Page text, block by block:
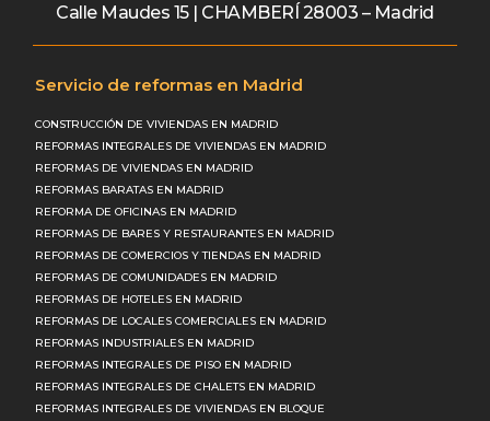
Calle Maudes 15 | CHAMBERÍ 28003 – Madrid
Servicio de reformas en Madrid
CONSTRUCCIÓN DE VIVIENDAS EN MADRID
REFORMAS INTEGRALES DE VIVIENDAS EN MADRID
REFORMAS DE VIVIENDAS EN MADRID
REFORMAS BARATAS EN MADRID
REFORMA DE OFICINAS EN MADRID
REFORMAS DE BARES Y RESTAURANTES EN MADRID
REFORMAS DE COMERCIOS Y TIENDAS EN MADRID
REFORMAS DE COMUNIDADES EN MADRID
REFORMAS DE HOTELES EN MADRID
REFORMAS DE LOCALES COMERCIALES EN MADRID
REFORMAS INDUSTRIALES EN MADRID
REFORMAS INTEGRALES DE PISO EN MADRID
REFORMAS INTEGRALES DE CHALETS EN MADRID
REFORMAS INTEGRALES DE VIVIENDAS EN BLOQUE